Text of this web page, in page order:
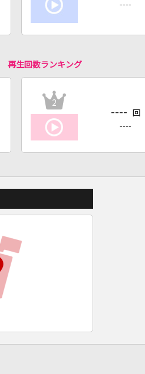
----
再生回数ランキング
2
---- 回
----